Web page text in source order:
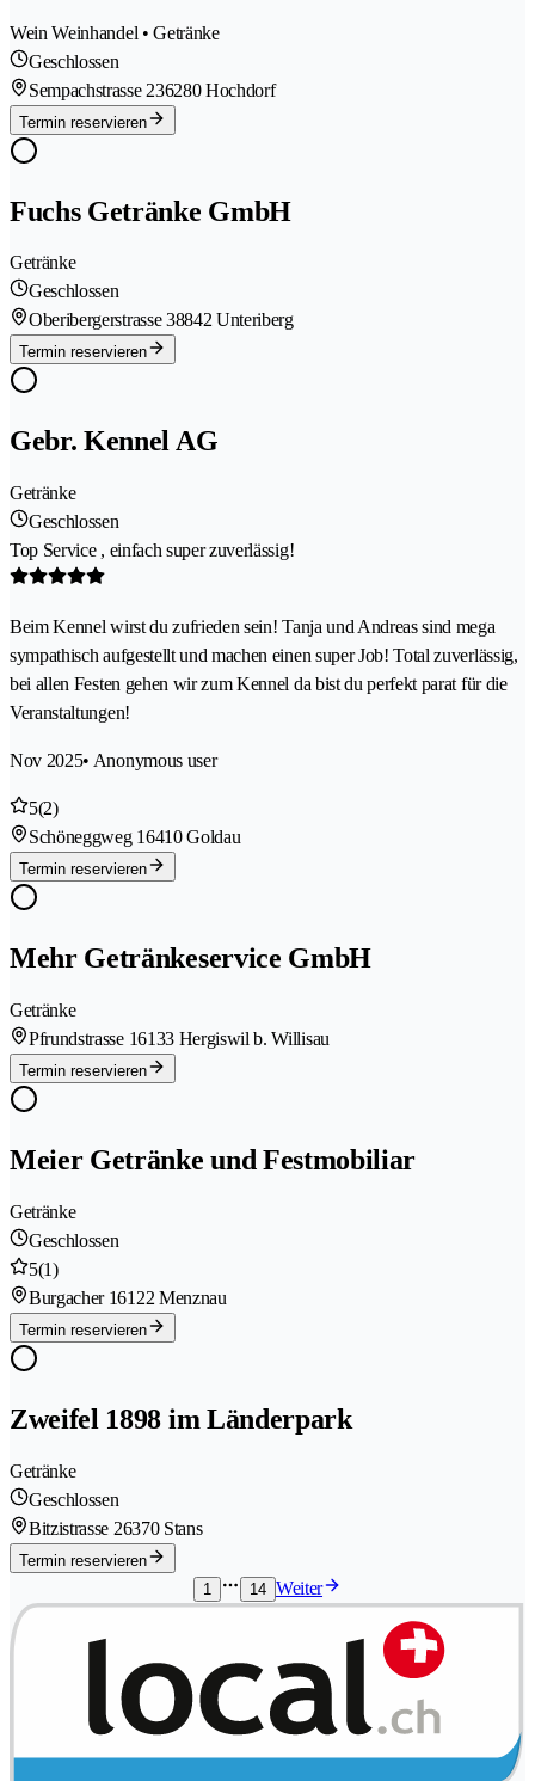
Wein Weinhandel • Getränke
Geschlossen
Sempachstrasse 236280 Hochdorf
Termin reservieren
Fuchs Getränke GmbH
Getränke
Geschlossen
Oberibergerstrasse 38842 Unteriberg
Termin reservieren
Gebr. Kennel AG
Getränke
Geschlossen
Top Service , einfach super zuverlässig!
Beim Kennel wirst du zufrieden sein! Tanja und Andreas sind mega
sympathisch aufgestellt und machen einen super Job! Total zuverlässig,
bei allen Festen gehen wir zum Kennel da bist du perfekt parat für die
Veranstaltungen!
Nov 2025• Anonymous user
5(2)
Schöneggweg 16410 Goldau
Termin reservieren
Mehr Getränkeservice GmbH
Getränke
Pfrundstrasse 16133 Hergiswil b. Willisau
Termin reservieren
Meier Getränke und Festmobiliar
Getränke
Geschlossen
5(1)
Burgacher 16122 Menznau
Termin reservieren
Zweifel 1898 im Länderpark
Getränke
Geschlossen
Bitzistrasse 26370 Stans
Termin reservieren
1
14 Weiter